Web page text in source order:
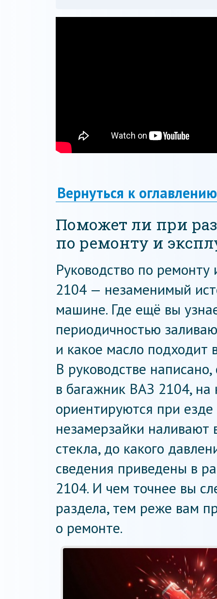
Вернуться к оглавлению
Поможет ли при
по ремонту и
Руководство по
2104 — незаменимый
машине. Где ещё вы
периодичностью
и какое масло подходит
В руководстве
в багажник ВАЗ 2104, на
ориентируются при езде
незамерзайки наливают
стекла, до какого
сведения приведены в
2104. И чем точнее вы
раздела, тем реже вам
о ремонте.